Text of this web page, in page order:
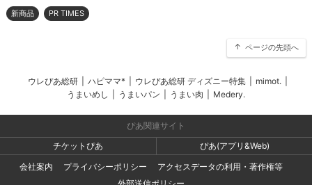
新商品 PR TIMES
ページの先頭へ
ウレぴあ総研 ハピママ* ウレぴあ総研 ディズニー特集 mimot.
うまいめし
うまいパン うまい肉 Medery.
ぴあ関連サイト
チケットぴあ
ぴあ(アプリ&Web)
会社案内
プライバシーポリシー
アクセスデータの利用・著作権等